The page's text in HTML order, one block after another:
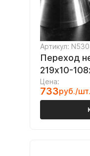
Артикул:
Переход
219х10-
Цена:
733руб./шт.